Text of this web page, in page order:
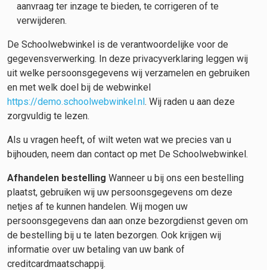
aanvraag ter inzage te bieden, te corrigeren of te
verwijderen.
De Schoolwebwinkel is de verantwoordelijke voor de
gegevensverwerking. In deze privacyverklaring leggen wij
uit welke persoonsgegevens wij verzamelen en gebruiken
en met welk doel bij de webwinkel
https://demo.schoolwebwinkel.nl. Wij raden u aan deze
zorgvuldig te lezen.
Als u vragen heeft, of wilt weten wat we precies van u
bijhouden, neem dan contact op met De Schoolwebwinkel.
Afhandelen bestelling Wanneer u bij ons een bestelling
plaatst, gebruiken wij uw persoonsgegevens om deze
netjes af te kunnen handelen. Wij mogen uw
persoonsgegevens dan aan onze bezorgdienst geven om
de bestelling bij u te laten bezorgen. Ook krijgen wij
informatie over uw betaling van uw bank of
creditcardmaatschappij.